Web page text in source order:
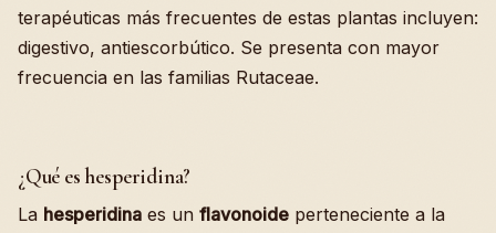
terapéuticas más frecuentes de estas plantas incluyen:
digestivo, antiescorbútico. Se presenta con mayor
frecuencia en las familias Rutaceae.
¿Qué es hesperidina?
La hesperidina es un flavonoide perteneciente a la